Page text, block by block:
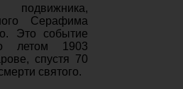
подвижника,
Серафима
Это событие
летом 1903
спустя 70
святого.